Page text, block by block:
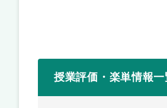
授業評価・楽単情報一